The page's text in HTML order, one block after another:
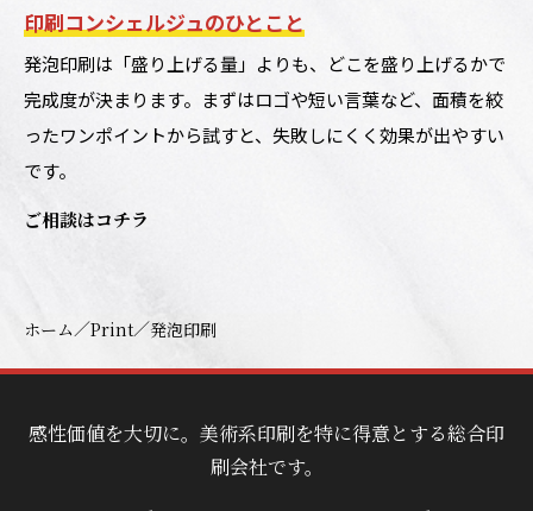
印刷コンシェルジュのひとこと
発泡印刷は「盛り上げる量」よりも、どこを盛り上げるかで
完成度が決まります。まずはロゴや短い言葉など、面積を絞
ったワンポイントから試すと、失敗しにくく効果が出やすい
です。
ご相談はコチラ
ホーム／Print／発泡印刷
感性価値を大切に。美術系印刷を特に得意とする総合印
刷会社です。